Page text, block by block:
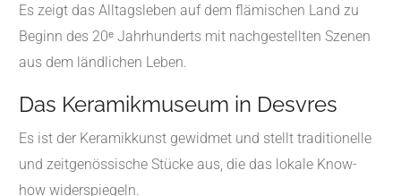
Es zeigt das Alltagsleben auf dem flämischen Land zu
Beginn des 20ᵉ Jahrhunderts mit nachgestellten Szenen
aus dem ländlichen Leben.
Das Keramikmuseum in Desvres
Es ist der Keramikkunst gewidmet und stellt traditionelle
und zeitgenössische Stücke aus, die das lokale Know-
how widerspiegeln.